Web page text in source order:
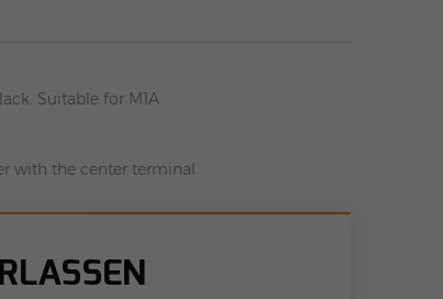
Suitable for M1A
with the center terminal